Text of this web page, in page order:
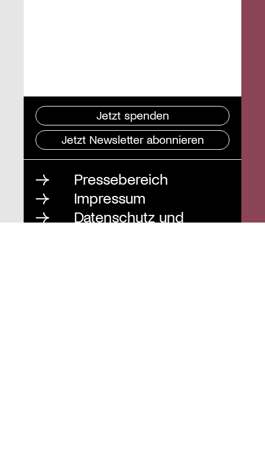
Jetzt spenden
Jetzt Newsletter abonnieren
Pressebereich
Impressum
Datenschutz und